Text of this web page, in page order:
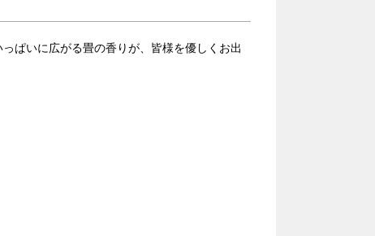
ぱいに広がる畳の香りが、皆様を優しくお出